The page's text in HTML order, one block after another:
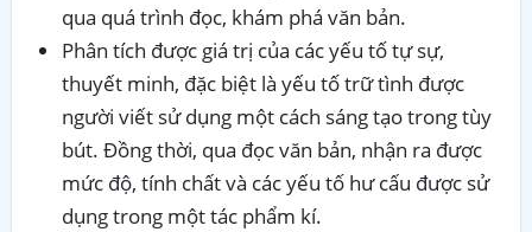
qua quá trình đọc, khám phá văn bản.
Phân tích được giá trị của các yếu tố tự sự,
thuyết minh, đặc biệt là yếu tố trữ tình được
người viết sử dụng một cách sáng tạo trong tùy
bút. Đồng thời, qua đọc văn bản, nhận ra được
mức độ, tính chất và các yếu tố hư cấu được sử
dụng trong một tác phẩm kí.